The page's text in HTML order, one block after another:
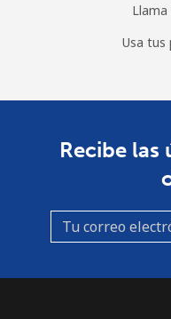
Usa tus
Recibe las